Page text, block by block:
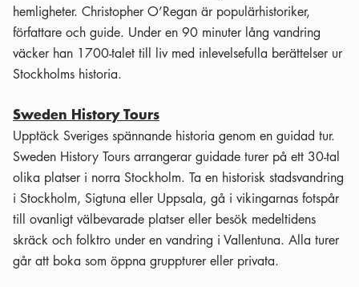
hemligheter. Christopher O’Regan är populärhistoriker,
författare och guide. Under en 90 minuter lång vandring
väcker han 1700-talet till liv med inlevelsefulla berättelser ur
Stockholms historia.
Sweden History Tours
Upptäck Sveriges spännande historia genom en guidad tur.
Sweden History Tours arrangerar guidade turer på ett 30-tal
olika platser i norra Stockholm. Ta en historisk stadsvandring
i Stockholm, Sigtuna eller Uppsala, gå i vikingarnas fotspår
till ovanligt välbevarade platser eller besök medeltidens
skräck och folktro under en vandring i Vallentuna. Alla turer
går att boka som öppna gruppturer eller privata.